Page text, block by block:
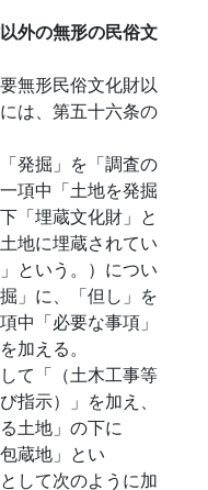
外の無形の民俗文
無形民俗文化財以
は、第五十六条の
発掘」を「調査の
項中「土地を発掘
「埋蔵文化財」と
地に埋蔵されてい
という。）につい
」に、「但し」を
中「必要な事項」
加える。
て「（土木工事等
指示）」を加え、
土地」の下に
蔵地」とい
して次のように加